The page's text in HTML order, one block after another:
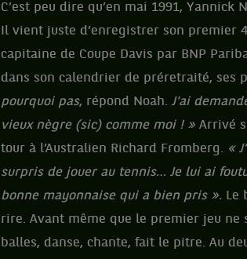
C’est peu dire qu’en mai 1991,
Il vient juste d’enregistrer son premier
capitaine de Coupe Davis par BNP
dans son calendrier de préretraité, ses
pourquoi pas, répond Noah. J'ai
vieux nègre (sic) comme moi ! » Arrivé
tour à l’Australien Richard Fromberg. «
surpris de jouer au tennis… Je lui ai
bonne mayonnaise qui a bien pris ». Le
rire. Avant même que le premier jeu ne
balles, danse, chante, fait le pitre. Au